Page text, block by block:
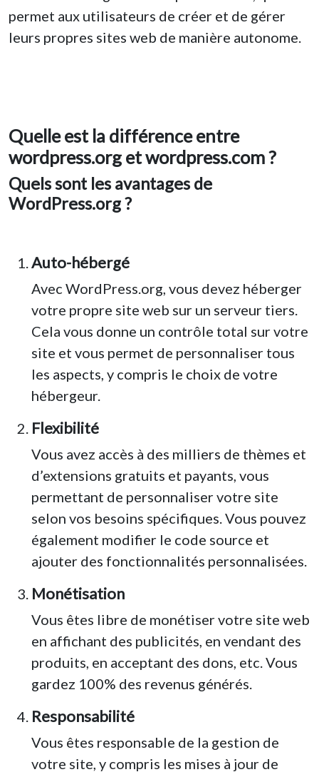
permet aux utilisateurs de créer et de gérer
leurs propres sites web de manière autonome.
Quelle est la différence entre
wordpress.org et wordpress.com ?
Quels sont les avantages de
WordPress.org ?
Auto-hébergé
Avec WordPress.org, vous devez héberger
votre propre site web sur un serveur tiers.
Cela vous donne un contrôle total sur votre
site et vous permet de personnaliser tous
les aspects, y compris le choix de votre
hébergeur.
Flexibilité
Vous avez accès à des milliers de thèmes et
d’extensions gratuits et payants, vous
permettant de personnaliser votre site
selon vos besoins spécifiques. Vous pouvez
également modifier le code source et
ajouter des fonctionnalités personnalisées.
Monétisation
Vous êtes libre de monétiser votre site web
en affichant des publicités, en vendant des
produits, en acceptant des dons, etc. Vous
gardez 100% des revenus générés.
Responsabilité
Vous êtes responsable de la gestion de
votre site, y compris les mises à jour de